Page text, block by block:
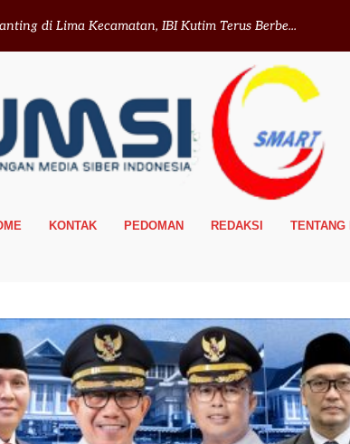
di Lima Kecamatan, IBI Kutim Terus Berbe...
KONTAK PEDOMAN REDAKSI TENTANG